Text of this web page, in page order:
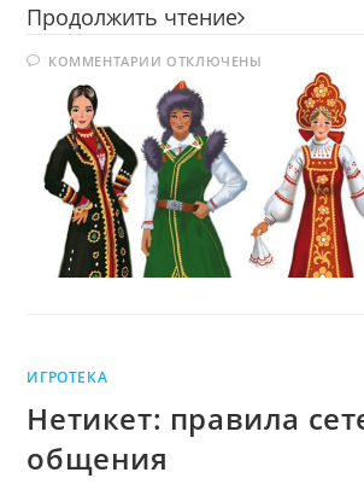
Продолжить чтение Искусство
костюма
КОММЕНТАРИИ К
ЗАПИСИ
ИСКУССТВО
НАЦИОНАЛЬНОГО
КОСТЮМА
ОТКЛЮЧЕНЫ
ИГРОТЕКА
Нетикет: правила
общения